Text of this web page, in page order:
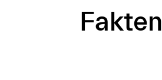
Fakten